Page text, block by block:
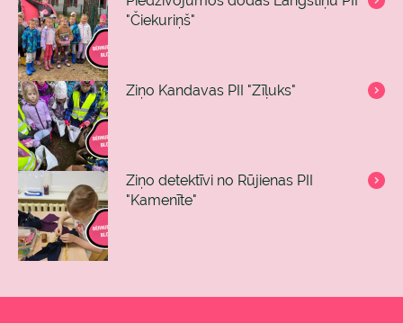
"Čiekuriņš"
Ziņo Kandavas PII "Zīļuks"
Ziņo detektīvi no Rūjienas PII
"Kamenīte"